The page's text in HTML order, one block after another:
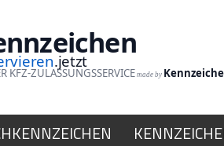
.jetzt
KFZ-ZULASSUNGSSERVICE made by